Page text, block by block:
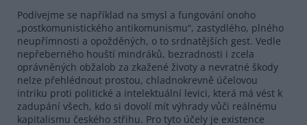
Podívejme se například na smysl a fungování onoho
„postkomunistického antikomunismu“, zastydlého, plného
neupřímnosti a opožděných, o to srdnatějších gest. Vedle
nepřeberného houští mindráků, bezradnosti i zcela
oprávněných obžalob za zkažené životy a nevratné škody
nelze přehlédnout prostou, chladnokrevně účelovou
intriku proti politické a intelektuální levici, která má vést k
zadupání všech, kdo si dovolí mít výhrady vůči reálnému
kapitalismu českého střihu. Pro tyto účely je existence